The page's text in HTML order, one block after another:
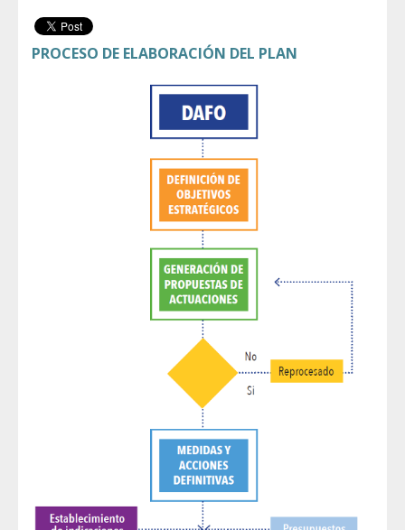
PROCESO DE ELABORACIÓN DEL PLAN